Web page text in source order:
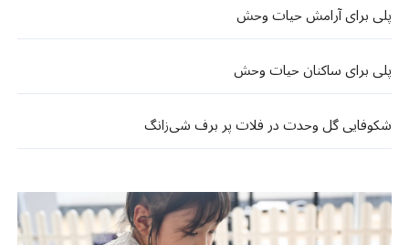
پلی برای آرامش حیات وحش
پلی برای ساکنان حیات وحش
شکوفایی گل وحدت در فلات پر برف شی‌زانگ